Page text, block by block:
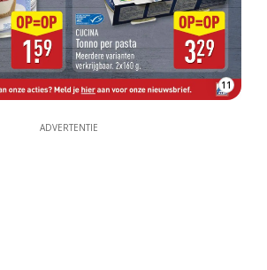
11
ADVERTENTIE